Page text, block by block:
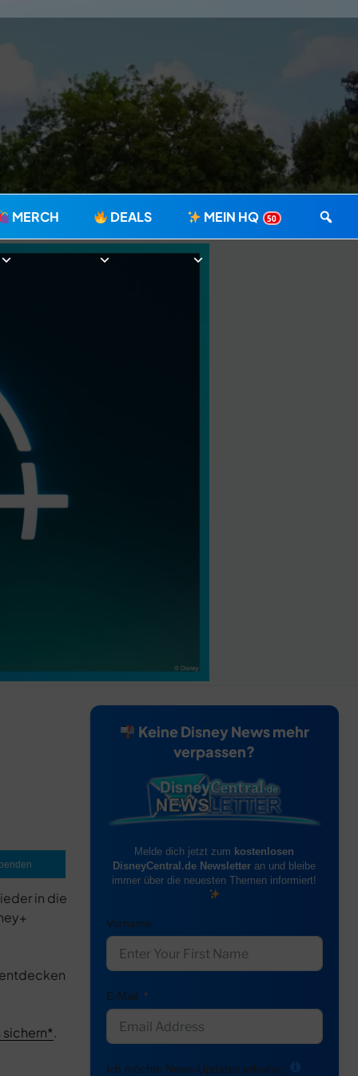
MERCH DEALS MEIN HQ 50
in die
.
Keine Disney News mehr
verpassen?
Melde dich jetzt zum kostenlosen
DisneyCentral.de Newsletter an und bleibe
immer über die neuesten Themen informiert!
Vorname
E-Mail
Ich möchte News-Updates erhalten: